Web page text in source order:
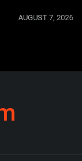
AUGUST 7, 2026